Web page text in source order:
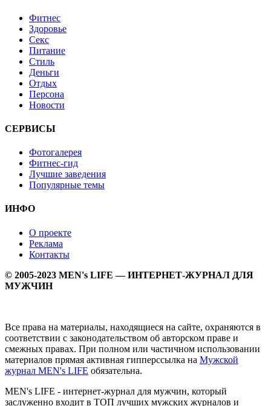
Фитнес
Здоровье
Секс
Питание
Стиль
Деньги
Отдых
Персона
Новости
СЕРВИСЫ
Фотогалерея
Фитнес-гид
Лучшие заведения
Популярные темы
ИНФО
О проекте
Реклама
Контакты
© 2005-2023 MEN's LIFE — ИНТЕРНЕТ-ЖУРНАЛ ДЛЯ
МУЖЧИН
Все права на материалы, находящиеся на сайте, охраняются в
соответствии с законодательством об авторском праве и
смежных правах. При полном или частичном использовании
материалов прямая активная гипперссылка на Мужской
журнал MEN's LIFE обязательна.
MEN's LIFE - интернет-журнал для мужчин, который
заслуженно входит в ТОП лучших мужских журналов и